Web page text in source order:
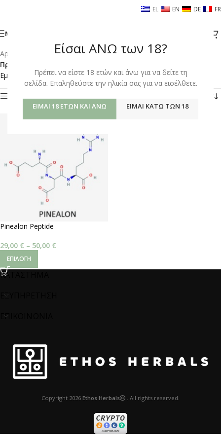
Είσαι ΑΝΩ των 18?
Πρέπει να είστε 18 ετών και άνω για να δείτε τη
σελίδα. Επαληθεύστε την ηλικία σας για να εισέλθετε.
ΕΊΜΑΙ 18 ΕΤΏΝ ΚΑΙ ΆΝΩ ΕΊΜΑΙ ΚΆΤΩ ΤΩΝ 18
EL EN DE FR
ΜΕΝΟΎ
Αρχική σελίδα Shop/
Προϊόντα με ετικέτα “CORTISOL REGULATION”
Εμφάνιση του μοναδικού αποτελέσματος
Pinealon Peptide
29,00 € – 50,00 €
ΕΠΙΛΟΓΉ
ΚΑΤΑΣΤΗΜΑ
ΕΞΥΠΗΡΕΤΗΣΗ
ΕΠΙΚΟΙΝΩΝΙΑ
Copyright 2026 Ethos Herbals . All rights reserved.